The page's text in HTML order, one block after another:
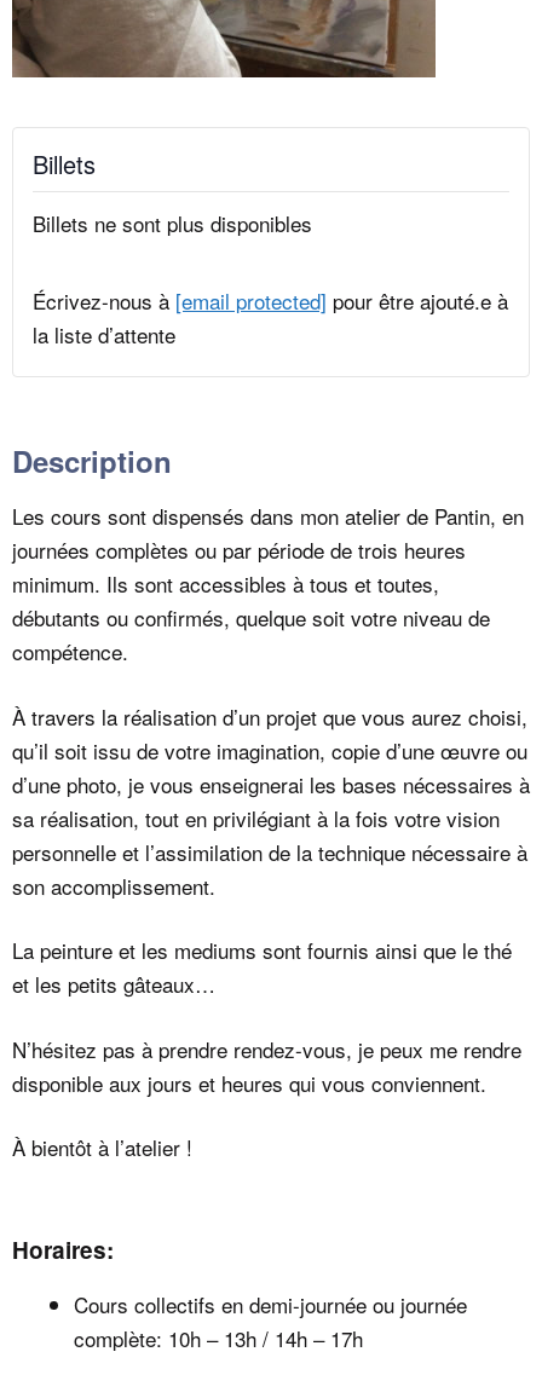
Billets
Billets ne sont plus disponibles
Écrivez-nous à [email protected] pour être ajouté.e à
la liste d’attente
Description
Les cours sont dispensés dans mon atelier de Pantin, en
journées complètes ou par période de trois heures
minimum. Ils sont accessibles à tous et toutes,
débutants ou confirmés, quelque soit votre niveau de
compétence.
À travers la réalisation d’un projet que vous aurez choisi,
qu’il soit issu de votre imagination, copie d’une œuvre ou
d’une photo, je vous enseignerai les bases nécessaires à
sa réalisation, tout en privilégiant à la fois votre vision
personnelle et l’assimilation de la technique nécessaire à
son accomplissement.
La peinture et les mediums sont fournis ainsi que le thé
et les petits gâteaux…
N’hésitez pas à prendre rendez-vous, je peux me rendre
disponible aux jours et heures qui vous conviennent.
À bientôt à l’atelier !
Horaires:
Cours collectifs en demi-journée ou journée
complète: 10h – 13h / 14h – 17h